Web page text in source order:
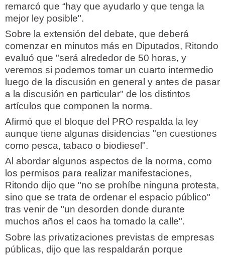
remarcó que “hay que ayudarlo y que tenga la
mejor ley posible".
Sobre la extensión del debate, que deberá
comenzar en minutos más en Diputados, Ritondo
evaluó que "será alrededor de 50 horas, y
veremos si podemos tomar un cuarto intermedio
luego de la discusión en general y antes de pasar
a la discusión en particular" de los distintos
artículos que componen la norma.
Afirmó que el bloque del PRO respalda la ley
aunque tiene algunas disidencias "en cuestiones
como pesca, tabaco o biodiesel".
Al abordar algunos aspectos de la norma, como
los permisos para realizar manifestaciones,
Ritondo dijo que "no se prohíbe ninguna protesta,
sino que se trata de ordenar el espacio público"
tras venir de "un desorden donde durante
muchos años el caos ha tomado la calle".
Sobre las privatizaciones previstas de empresas
públicas, dijo que las respaldarán porque